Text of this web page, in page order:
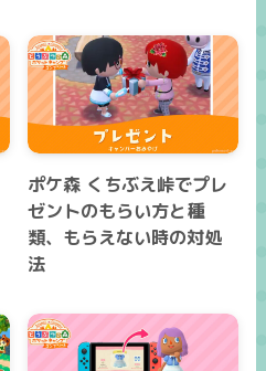
ポケ森 くちぶえ峠でプレ
ゼントのもらい方と種
類、もらえない時の対処
法